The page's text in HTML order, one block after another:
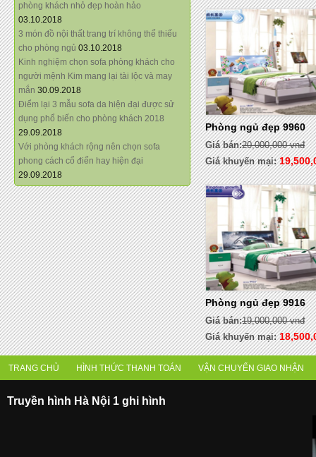
phòng khách nhỏ đẹp hoàn hảo
03.10.2018
3 món đồ nội thất trang trí không thể thiếu
cho phòng ngủ 03.10.2018
Kinh nghiệm chọn sofa phòng khách cho
người mệnh Kim mang lại tài lộc và may
mắn 30.09.2018
Điểm lại 3 mẫu sofa da hiện đại được sử
dụng phổ biến cho phòng khách 2018
29.09.2018
Với phòng khách rộng nên chọn sofa
phong cách cổ điển hay hiện đại
29.09.2018
Phòng ngủ đẹp 9960
Giá bán:20,000,000 vnđ
Giá khuyến mại:
Phòng ngủ đẹp 9916
Giá bán:19,000,000 vnđ
Giá khuyến mại:
TRANG CHỦ HÌNH THỨC THANH TOÁN VẬN CHUYỂN GIAO NHẬN
Truyền hình Hà Nội 1 ghi hình